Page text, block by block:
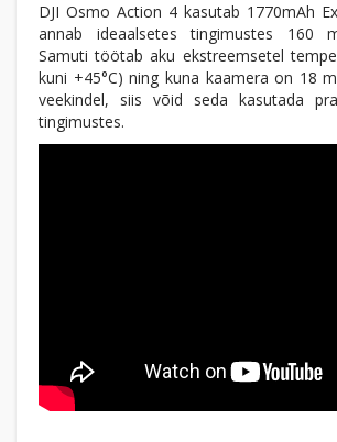
DJI Osmo Action 4 kasutab 1770mAh
annab ideaalsetes tingimustes 160
Samuti töötab aku ekstreemsetel
kuni +45°C) ning kuna kaamera on 18
veekindel, siis võid seda kasutada
tingimustes.